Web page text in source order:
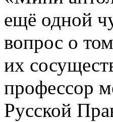
ещё одной
вопрос о
их
профессор
Русской